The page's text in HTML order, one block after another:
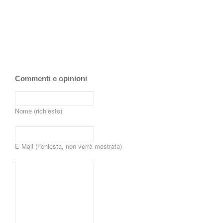
Commenti e opinioni
Nome (richiesto)
E-Mail (richiesta, non verrà mostrata)